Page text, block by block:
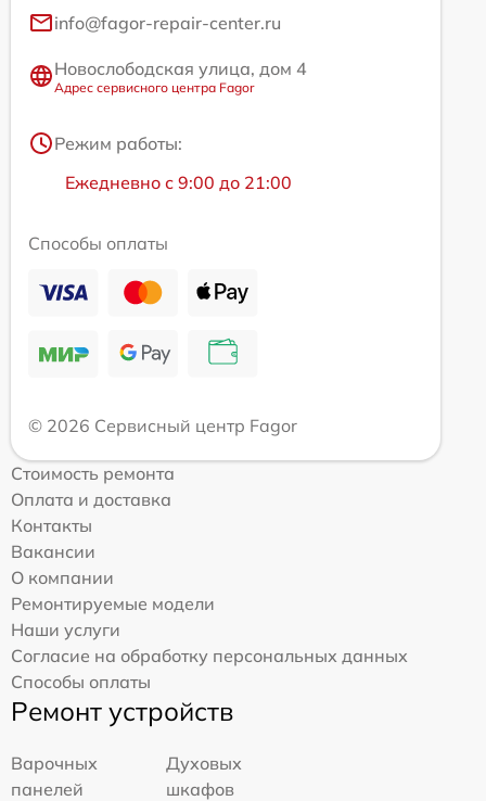
info@fagor-repair-center.ru
Новослободская улица, дом 4
Адрес сервисного центра Fagor
Режим работы:
Ежедневно с 9:00 до 21:00
Способы оплаты
© 2026 Сервисный центр Fagor
Стоимость ремонта
Оплата и доставка
Контакты
Вакансии
О компании
Ремонтируемые модели
Наши услуги
Согласие на обработку персональных данных
Способы оплаты
Ремонт устройств
Варочных
панелей
Духовых
шкафов